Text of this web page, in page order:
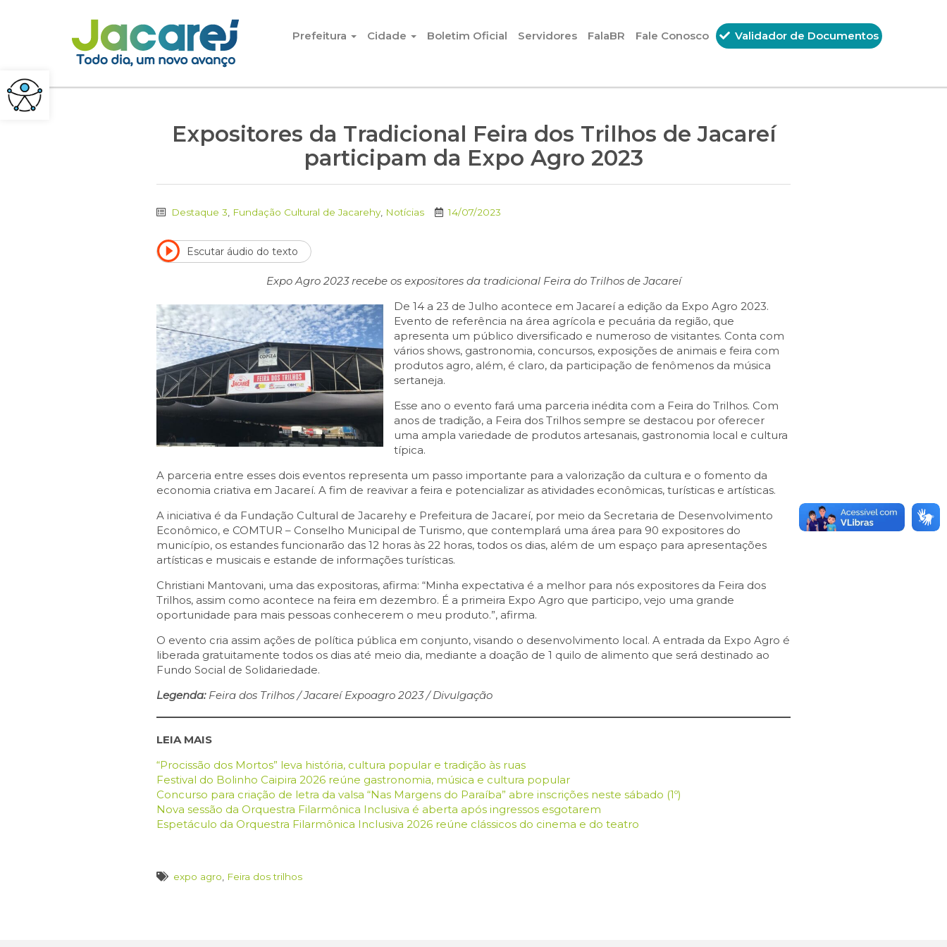
Pular para o conteúdo
Prefeitura
Cidade Boletim Oficial Servidores FalaBR Fale Conosco Validador de Documentos
Expositores da Tradicional Feira dos Trilhos de Jacareí
participam da Expo Agro 2023
Destaque 3 Fundação Cultural de Jacarehy Notícias 14/07/2023
Escutar áudio do texto
Expo Agro 2023 recebe os expositores da tradicional Feira do Trilhos de Jacareí
De 14 a 23 de Julho acontece em Jacareí a edição da Expo Agro 2023.
Evento de referência na área agrícola e pecuária da região, que
apresenta um público diversificado e numeroso de visitantes. Conta com
vários shows, gastronomia, concursos, exposições de animais e feira com
produtos agro, além, é claro, da participação de fenômenos da música
sertaneja.
Esse ano o evento fará uma parceria inédita com a Feira do Trilhos. Com
anos de tradição, a Feira dos Trilhos sempre se destacou por oferecer
uma ampla variedade de produtos artesanais, gastronomia local e cultura
típica.
A parceria entre esses dois eventos representa um passo importante para a valorização da cultura e o fomento da
economia criativa em Jacareí. A fim de reavivar a feira e potencializar as atividades econômicas, turísticas e artísticas.
A iniciativa é da Fundação Cultural de Jacarehy e Prefeitura de Jacareí, por meio da Secretaria de Desenvolvimento
Econômico, e COMTUR – Conselho Municipal de Turismo, que contemplará uma área para 90 expositores do
município, os estandes funcionarão das 12 horas às 22 horas, todos os dias, além de um espaço para apresentações
artísticas e musicais e estande de informações turísticas.
Christiani Mantovani, uma das expositoras, afirma: “Minha expectativa é a melhor para nós expositores da Feira dos
Trilhos, assim como acontece na feira em dezembro. É a primeira Expo Agro que participo, vejo uma grande
oportunidade para mais pessoas conhecerem o meu produto.”, afirma.
O evento cria assim ações de política pública em conjunto, visando o desenvolvimento local. A entrada da Expo Agro é
liberada gratuitamente todos os dias até meio dia, mediante a doação de 1 quilo de alimento que será destinado ao
Fundo Social de Solidariedade.
Legenda:Feira dos Trilhos / Jacareí Expoagro 2023 / Divulgação
LEIA MAIS
“Procissão dos Mortos” leva história, cultura popular e tradição às ruas
Festival do Bolinho Caipira 2026 reúne gastronomia, música e cultura popular
Concurso para criação de letra da valsa “Nas Margens do Paraíba” abre inscrições neste sábado (1º)
Nova sessão da Orquestra Filarmônica Inclusiva é aberta após ingressos esgotarem
Espetáculo da Orquestra Filarmônica Inclusiva 2026 reúne clássicos do cinema e do teatro
expo agro Feira dos trilhos